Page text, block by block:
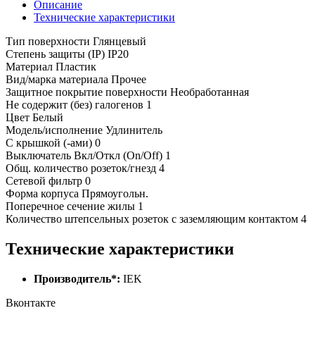
Описание
Технические характеристики
Тип поверхности Глянцевый
Степень защиты (IP) IP20
Материал Пластик
Вид/марка материала Прочее
Защитное покрытие поверхности Необработанная
Не содержит (без) галогенов 1
Цвет Белый
Модель/исполнение Удлинитель
С крышкой (-ами) 0
Выключатель Вкл/Откл (On/Off) 1
Общ. количество розеток/гнезд 4
Сетевой фильтр 0
Форма корпуса Прямоугольн.
Поперечное сечение жилы 1
Количество штепсельных розеток с заземляющим контактом 4
Технические характеристики
Производитель*: IEK
Вконтакте